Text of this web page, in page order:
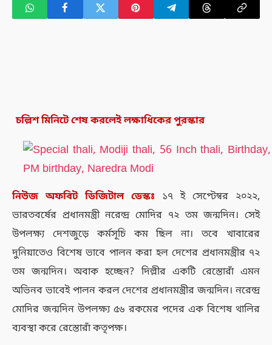
চল্লিশ মিনিটে শেষ করলেই লক্ষাধিকের পুরস্কার
নিউজ অফবিট ডিজিটাল ডেস্কঃ
১৭ ই সেপ্টেম্বর ২০২২,
ভারতবর্ষের প্রধানমন্ত্রী নরেন্দ্র মোদির ৭২ তম জন্মদিন। সেই
উপলক্ষ্য দেশজুড়ে কর্মসূচি কম ছিল না। তবে খাবারের
দুনিয়াতেও বিশেষ ভাবে পালন করা হল দেশের প্রধানমন্ত্রীর ৭২
তম জন্মদিন। অবাক হচ্ছেন? দিল্লীর একটি রেস্তোরাঁ এমন
অভিনব ভাবেই পালন করল দেশের প্রধানমন্ত্রীর জন্মদিন। নরেন্দ্র
মোদির জন্মদিন উপলক্ষ্য ৫৬ রকমের পদের এক বিশেষ থালির
ব্যবস্থা করে রেস্তোরাঁ কতৃপক্ষ।